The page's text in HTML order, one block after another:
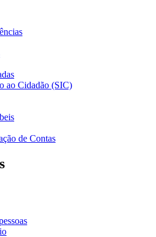
ao Cidadão (SIC)
de Contas